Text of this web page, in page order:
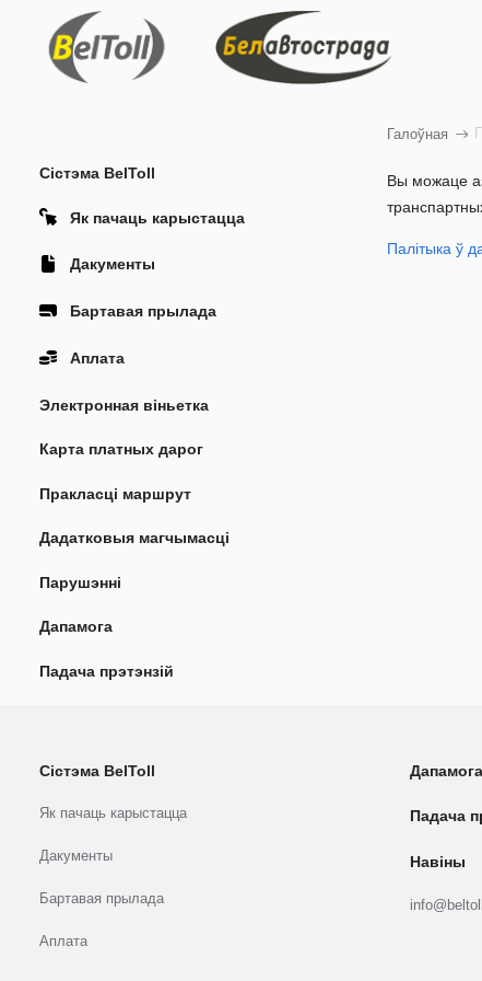
Сістэма BelToll
Як пачаць карыстацца
Дакументы
Бартавая прылада
Аплата
Электронная віньетка
Карта платных дарог
Пракласці маршрут
Дадатковыя магчымасці
Парушэнні
Дапамога
Падача прэтэнзій
Галоўная
Вы можаце
Палітыка ў
Сістэма BelToll
Як пачаць карыстацца
Дакументы
Бартавая прылада
Аплата
Дапамога
Падача
Навіны